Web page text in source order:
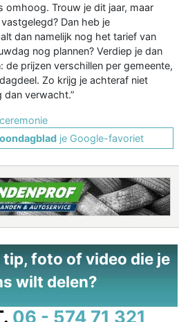
omhoog. Trouw je dit jaar, maar
Dan heb je
dan namelijk nog het tarief van
nog plannen? Verdiep je dan
de prijzen verschillen per gemeente,
Zo krijg je achteraf niet
dan verwacht.”
ceremonie
je Google-favoriet
tip, foto of video die je
wilt delen?
06 - 574 71 321